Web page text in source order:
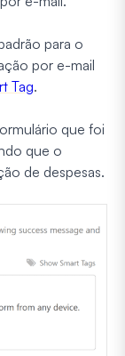
para o
por e-mail
Tag.
que foi
que o
de despesas.